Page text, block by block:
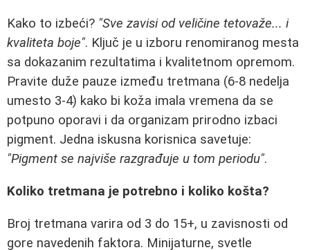
Kako to izbeći? "Sve zavisi od veličine tetovaže... i
kvaliteta boje". Ključ je u izboru renomiranog mesta
sa dokazanim rezultatima i kvalitetnom opremom.
Pravite duže pauze između tretmana (6-8 nedelja
umesto 3-4) kako bi koža imala vremena da se
potpuno oporavi i da organizam prirodno izbaci
pigment. Jedna iskusna korisnica savetuje:
"Pigment se najviše razgrađuje u tom periodu".
Koliko tretmana je potrebno i koliko košta?
Broj tretmana varira od 3 do 15+, u zavisnosti od
gore navedenih faktora. Minijaturne, svetle